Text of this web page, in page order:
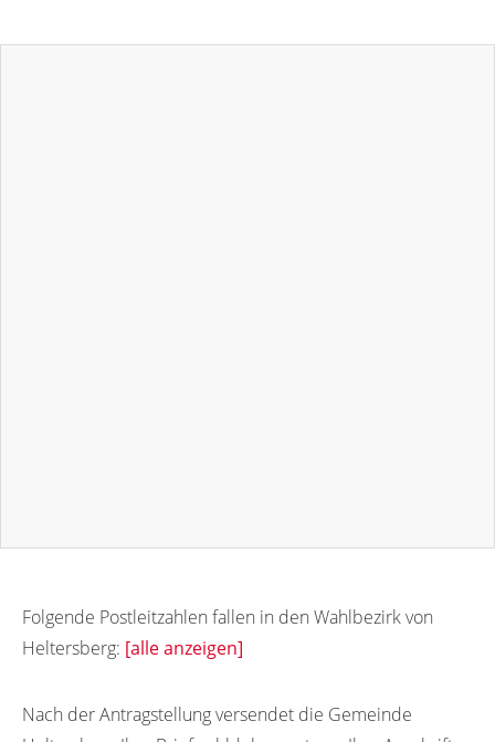
Folgende Postleitzahlen fallen in den Wahlbezirk von
Heltersberg: [alle anzeigen]
Nach der Antragstellung versendet die Gemeinde